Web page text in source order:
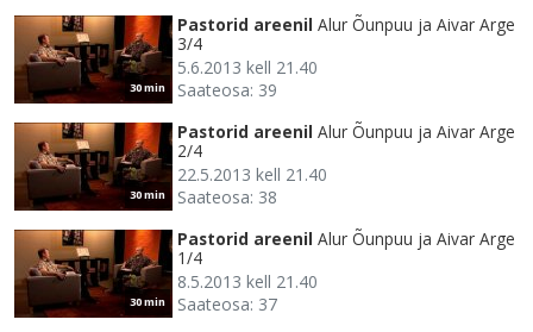
30 min
Pastorid areenil Alur Õunpuu ja Aivar Arge
3/4
5.6.2013 kell 21.40
Saateosa: 39
30 min
Pastorid areenil Alur Õunpuu ja Aivar Arge
2/4
22.5.2013 kell 21.40
Saateosa: 38
30 min
Pastorid areenil Alur Õunpuu ja Aivar Arge
1/4
8.5.2013 kell 21.40
Saateosa: 37